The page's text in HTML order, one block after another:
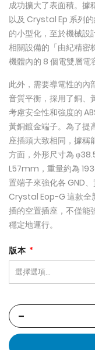
成功擴大了表面積。據
以及 Crystal Ep 系列
的小型化，至於機械設
相關設備的「由紀精密
機體內的 8 個電雙層電
此外，需要導電性的內
音質平衡，採用了銅、
考慮安全性和強度的
黃銅鍍金端子。為了提
座插頭大致相同，據稱
方面，外形尺寸為
L57mm，重量約為
置端子來強化各 GND
Crystal Eop-G 這款全
插的空置插座，不僅能
穩定地運行。
版本
-